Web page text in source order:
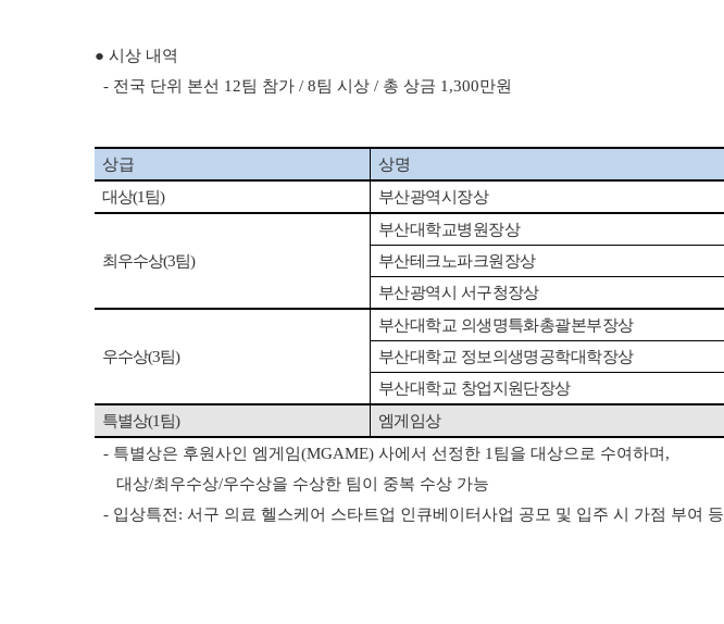
● 시상 내역
- 전국 단위 본선 12팀 참가 / 8팀 시상 / 총 상금 1,300만원
상급 상명
대상(1팀) 부산광역시장상
최우수상(3팀)
부산대학교병원장상
부산테크노파크원장상
부산광역시 서구청장상
우수상(3팀)
부산대학교 의생명특화총괄본부장상
부산대학교 정보의생명공학대학장상
부산대학교 창업지원단장상
특별상(1팀) 엠게임상
- 특별상은 후원사인 엠게임(MGAME) 사에서 선정한 1팀을 대상으로 수여하며,
대상/최우수상/우수상을 수상한 팀이 중복 수상 가능
- 입상특전: 서구 의료 헬스케어 스타트업 인큐베이터사업 공모 및 입주 시 가점 부여 등